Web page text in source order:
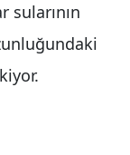
sularının